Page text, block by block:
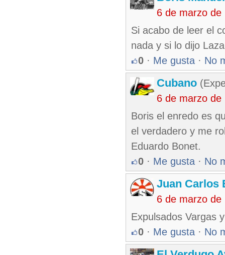
6 de marzo de
Si acabo de leer el
nada y si lo dijo
0 · Me gusta · No
Cubano
6 de marzo de
Boris el enredo es
el verdadero y me
Eduardo Bonet.
0 · Me gusta · No
Juan Carlos
6 de marzo de
Expulsados Vargas
0 · Me gusta · No